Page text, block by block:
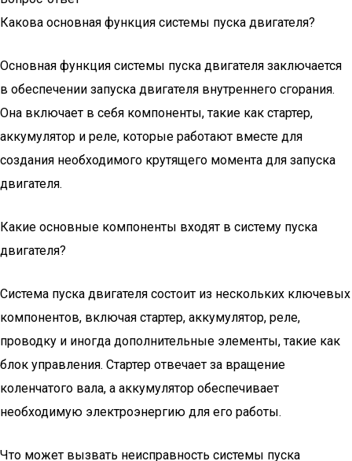
Какова основная функция системы пуска двигателя?
Основная функция системы пуска двигателя заключается
в обеспечении запуска двигателя внутреннего сгорания.
Она включает в себя компоненты, такие как стартер,
аккумулятор и реле, которые работают вместе для
создания необходимого крутящего момента для запуска
двигателя.
Какие основные компоненты входят в систему пуска
двигателя?
Система пуска двигателя состоит из нескольких ключевых
компонентов, включая стартер, аккумулятор, реле,
проводку и иногда дополнительные элементы, такие как
блок управления. Стартер отвечает за вращение
коленчатого вала, а аккумулятор обеспечивает
необходимую электроэнергию для его работы.
Что может вызвать неисправность системы пуска